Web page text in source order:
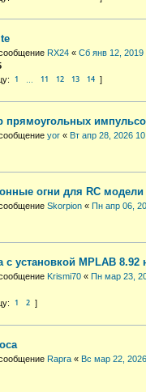
RX24 « Сб янв 12, 2019
1 11 12 13 14
прямоугольных
yor « Вт апр 28, 2026
огни для RC модели
Skorpion « Пн апр 06,
с установкой MPLAB 8.92
Krismi70 « Пн мар 23,
1 2
Rapra « Вс мар 22,